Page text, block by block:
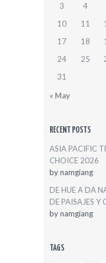
3
4
10
11
17
18
24
25
31
« May
RECENT POSTS
ASIA PACIFIC
CHOICE 2026
bynamgiang
DE HUE A DA
DE PAISAJES Y
bynamgiang
TAGS